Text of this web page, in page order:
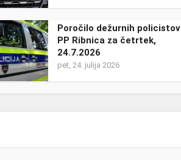
Poročilo dežurnih policistov
PP Ribnica za četrtek,
24.7.2026
pet, 24. julija 2026